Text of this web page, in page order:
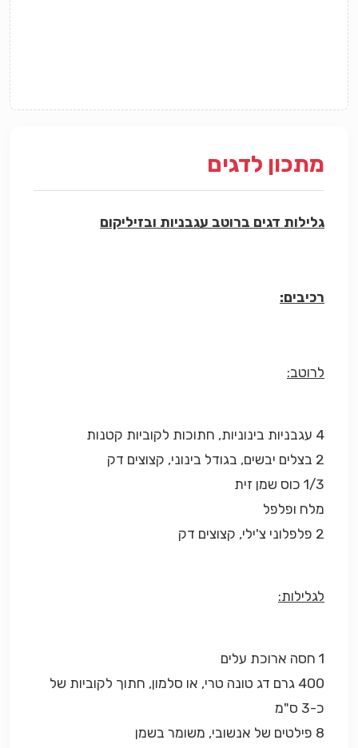
מתכון לדגים
גלילות דגים ברוטב עגבניות ובזיליקום
רכיבים:
לרוטב:
4 עגבניות בינוניות, חתוכות לקוביות קטנות
2 בצלים יבשים, בגודל בינוני, קצוצים דק
1/3 כוס שמן זית
מלח ופלפל
2 פלפלוני צ'ילי, קצוצים דק
לגלילות:
1 חסה ארוכת עלים
400 גרם דג טונה טרי, או סלמון, חתוך לקוביות של
כ-3 ס"מ
8 פילטים של אנשובי, משומר בשמן